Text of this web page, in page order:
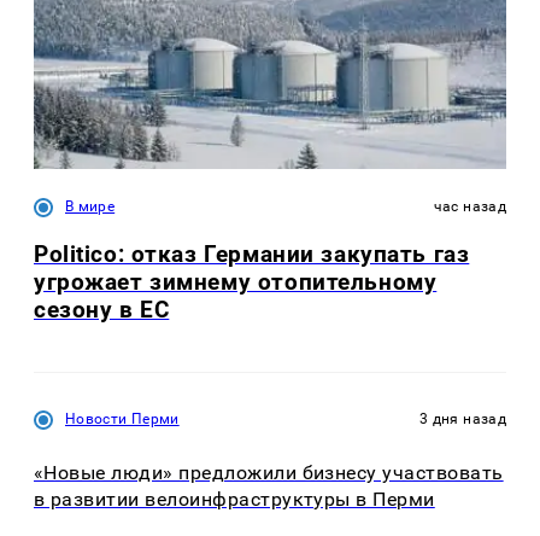
В мире час назад
Politico: отказ Германии закупать газ
угрожает зимнему отопительному
сезону в ЕС
Новости Перми 3 дня назад
«Новые люди» предложили бизнесу участвовать
в развитии велоинфраструктуры в Перми